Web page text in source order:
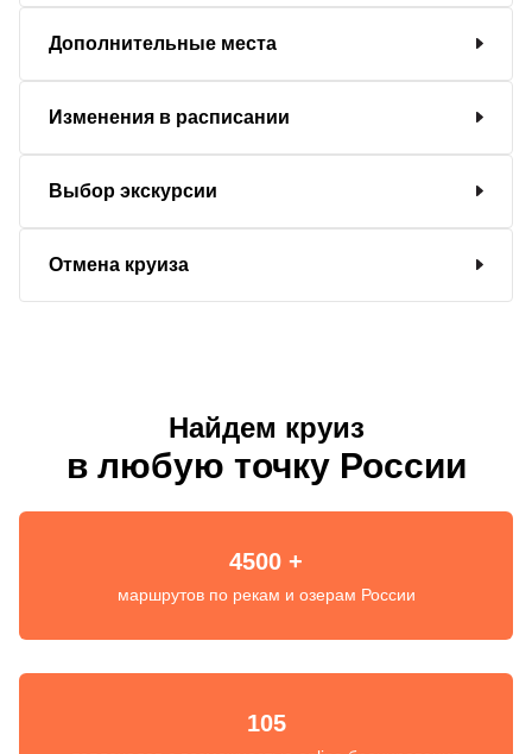
Дополнительные места
Изменения в расписании
Выбор экскурсии
Отмена круиза
Найдем круиз
в любую точку России
4500 +
маршрутов по рекам и озерам России
105